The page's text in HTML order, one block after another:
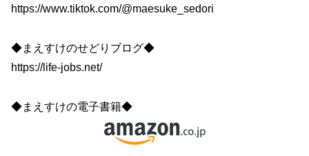
https://www.tiktok.com/@maesuke_sedori
◆まえすけのせどりブログ◆
https://life-jobs.net/
◆まえすけの電子書籍◆